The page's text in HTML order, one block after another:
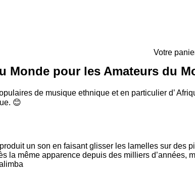
Votre
Monde pour les Amateurs du
de musique ethnique et en particulier d’
😊
un son en faisant glisser les lamelles sur des
la même apparence depuis des milliers d’années,